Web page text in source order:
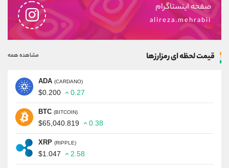
صفحه اینستاگرام
alireza.mehrabii
قیمت لحظه ای رمزارزها مشاهده همه
ADA (CARDANO)
$0.200 0.27
BTC (BITCOIN)
$65,040.819 0.38
XRP (RIPPLE)
$1.047 2.58